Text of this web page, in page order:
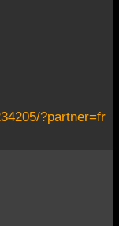
?partner=fr